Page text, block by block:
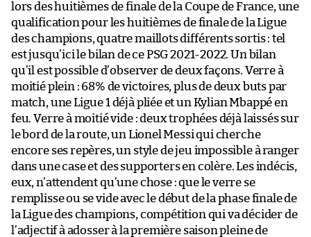
lors des huitièmes de finale de la Coupe de France, une
qualification pour les huitièmes de finale de la Ligue
des champions, quatre maillots différents sortis : tel
est jusqu’ici le bilan de ce PSG 2021-2022. Un bilan
qu’il est possible d’observer de deux façons. Verre à
moitié plein : 68% de victoires, plus de deux buts par
match, une Ligue 1 déjà pliée et un Kylian Mbappé en
feu. Verre à moitié vide : deux trophées déjà laissés sur
le bord de la route, un Lionel Messi qui cherche
encore ses repères, un style de jeu impossible à ranger
dans une case et des supporters en colère. Les indécis,
eux, n’attendent qu’une chose : que le verre se
remplisse ou se vide avec le début de la phase finale de
la Ligue des champions, compétition qui va décider de
l’adjectif à adosser à la première saison pleine de